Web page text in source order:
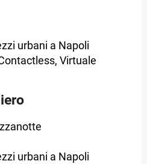
urbani a Napoli
Virtuale
urbani a Napoli